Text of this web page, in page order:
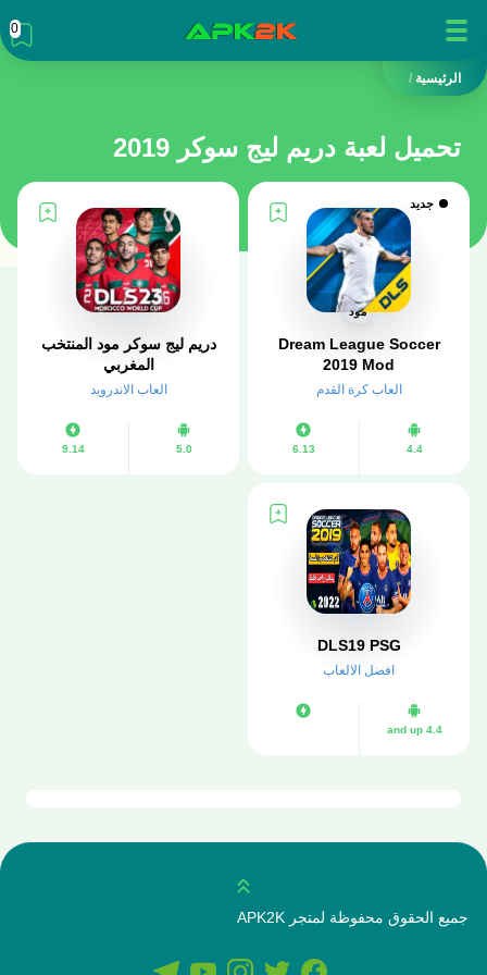
0
الرئيسية /
تحميل لعبة دريم ليج سوكر 2019
جديد
مود
Dream League Soccer
2019 Mod
العاب كرة القدم
4.4
6.13
دريم ليج سوكر مود المنتخب
المغربي
العاب الاندرويد
5.0
9.14
DLS19 PSG
افضل الالعاب
4.4 and up
انتقل للاعلى
جميع الحقوق محفوظة لمتجر APK2K